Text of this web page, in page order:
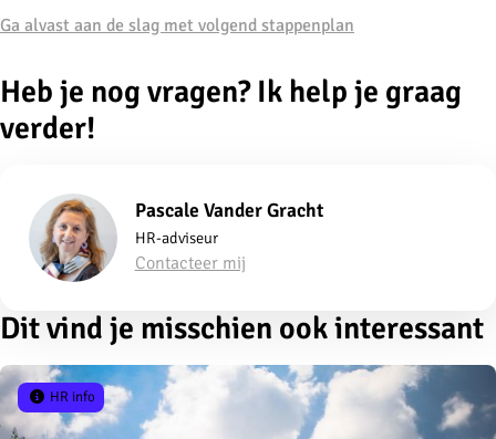
Ga alvast aan de slag met volgend stappenplan
Heb je nog vragen? Ik help je graag
verder!
Pascale Vander Gracht
HR-adviseur
Contacteer mij
Dit vind je misschien ook interessant
HR info